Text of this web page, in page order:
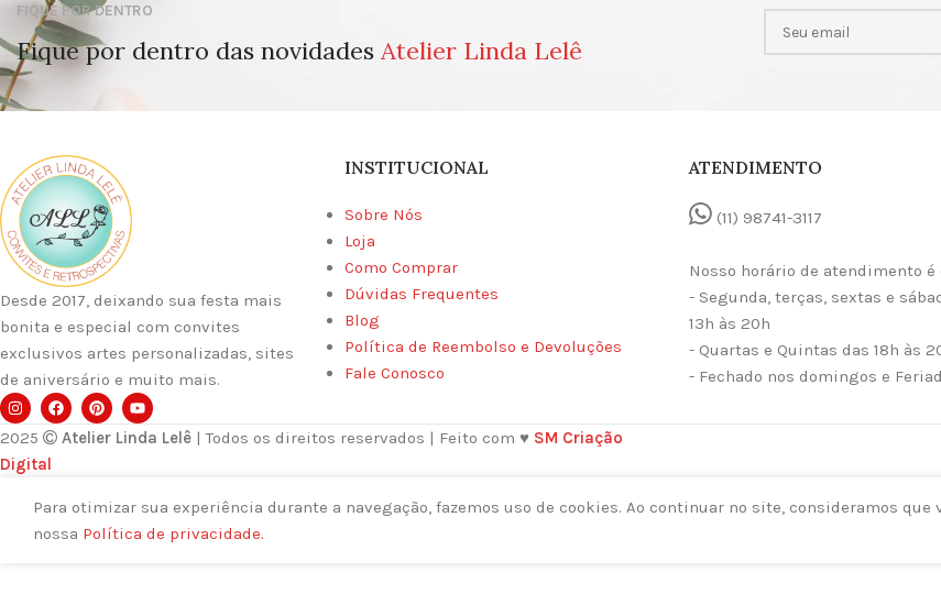
FIQUE POR DENTRO
Fique por dentro das novidades Atelier Linda Lelê
Desde 2017, deixando sua festa mais
bonita e especial com convites
exclusivos artes personalizadas, sites
de aniversário e muito mais.
INSTITUCIONAL
Sobre Nós
Loja
Como Comprar
Dúvidas Frequentes
Blog
Política de Reembolso e Devoluções
Fale Conosco
ATENDIMENTO
(11) 98741-3117
Nosso horário de atendimento é
- Segunda, terças, sextas e
13h às 20h
- Quartas e Quintas das 18h às
- Fechado nos domingos e
2025 Atelier Linda Lelê | Todos os direitos reservados | Feito com ♥ SM Criação
Digital
Para otimizar sua experiência durante a navegação, fazemos uso de cookies. Ao continuar no site, consideramos que
nossa Política de privacidade.